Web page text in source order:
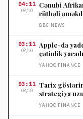
04:11
08/10
Cənubi
rütbəli
BBC NEWS
03:11
08/10
Apple-da
çətinlik
YAHOO FINANCE
03:11
08/10
Tarix
strategiya
YAHOO FINANCE